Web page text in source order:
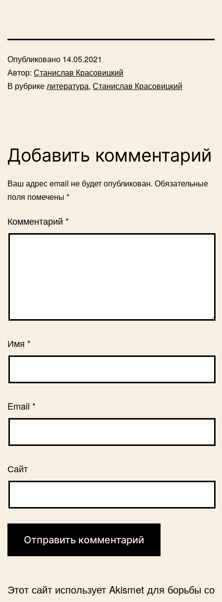
Опубликовано 14.05.2021
Автор: Станислав Красовицкий
В рубрикелитература, Станислав Красовицкий
Добавить комментарий
Ваш адрес email не будет опубликован. Обязательные
поля помечены *
Комментарий *
Имя *
Email *
Сайт
Этот сайт использует Akismet для борьбы со